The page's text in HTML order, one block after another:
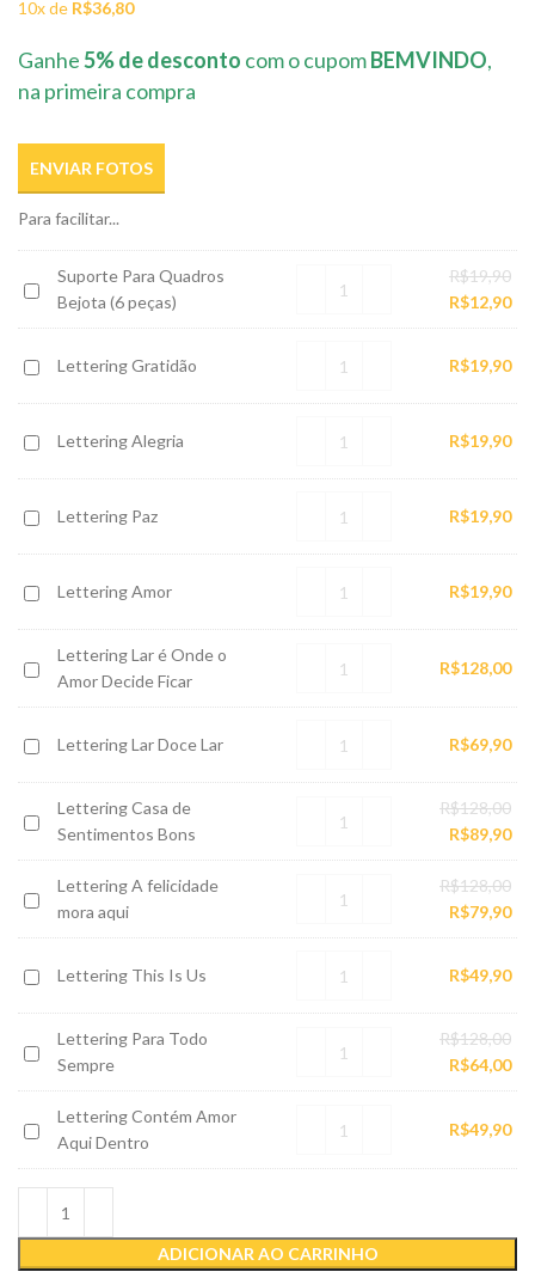
10x de R$36,80
Ganhe5% de desconto com o cupomBEMVINDO,
na primeira compra
ENVIAR FOTOS
Para facilitar...
Suporte
Bejota
Suporte Para Quadros
Bejota (6 peças)
R$19,90O
R$12,90O
LetteringLettering Gratidão R$19,90
LetteringLettering Alegria R$19,90
LetteringLettering Paz R$19,90
LetteringLettering Amor R$19,90
Lettering
Onde
Amor
Decide
Lettering Lar é Onde o
Amor Decide Ficar
R$128,00
Lettering
Lar
Lettering Lar Doce Lar R$69,90
Lettering
Casa
Sentimentos
Lettering Casa de
Sentimentos Bons
R$128,00O
R$89,90O
é:
Lettering
mora
Lettering A felicidade
mora aqui
R$128,00O
R$79,90O
Lettering
Us
Lettering This Is Us R$49,90
Lettering
Sempre
Lettering Para Todo
Sempre
R$128,00O
R$64,00O
Lettering
Contém
Dentro
Lettering Contém Amor
Aqui Dentro
R$49,90
ADICIONAR AO CARRINHO